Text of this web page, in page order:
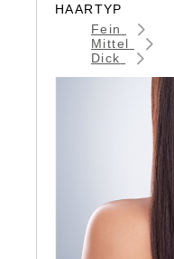
HAARTYP
Fein
Mittel
Dick